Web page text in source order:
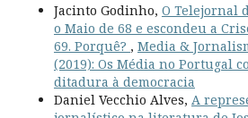
Jacinto Godinho, O Telejornal
o Maio de 68 e escondeu a
69. Porquê? , Media &
(2019): Os Média no Portugal
ditadura à democracia
Daniel Vecchio Alves, A